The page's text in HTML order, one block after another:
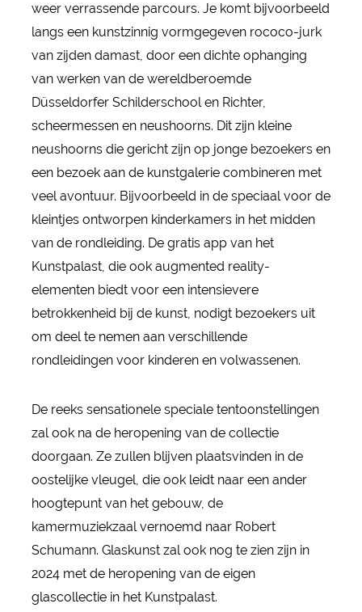
weer verrassende parcours. Je komt bijvoorbeeld
langs een kunstzinnig vormgegeven rococo-jurk
van zijden damast, door een dichte ophanging
van werken van de wereldberoemde
Düsseldorfer Schilderschool en Richter,
scheermessen en neushoorns. Dit zijn kleine
neushoorns die gericht zijn op jonge bezoekers en
een bezoek aan de kunstgalerie combineren met
veel avontuur. Bijvoorbeeld in de speciaal voor de
kleintjes ontworpen kinderkamers in het midden
van de rondleiding. De gratis app van het
Kunstpalast, die ook augmented reality-
elementen biedt voor een intensievere
betrokkenheid bij de kunst, nodigt bezoekers uit
om deel te nemen aan verschillende
rondleidingen voor kinderen en volwassenen.
De reeks sensationele speciale tentoonstellingen
zal ook na de heropening van de collectie
doorgaan. Ze zullen blijven plaatsvinden in de
oostelijke vleugel, die ook leidt naar een ander
hoogtepunt van het gebouw, de
kamermuziekzaal vernoemd naar Robert
Schumann. Glaskunst zal ook nog te zien zijn in
2024 met de heropening van de eigen
glascollectie in het Kunstpalast.